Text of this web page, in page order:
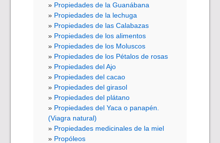
Propiedades de la Guanábana
Propiedades de la lechuga
Propiedades de las Calabazas
Propiedades de los alimentos
Propiedades de los Moluscos
Propiedades de los Pétalos de rosas
Propiedades del Ajo
Propiedades del cacao
Propiedades del girasol
Propiedades del plátano
Propiedades del Yaca o panapén.
(Viagra natural)
Propiedades medicinales de la miel
Propóleos